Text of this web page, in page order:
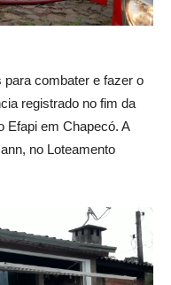
para combater e fazer o
registrado no fim da
Efapi em Chapecó. A
no Loteamento